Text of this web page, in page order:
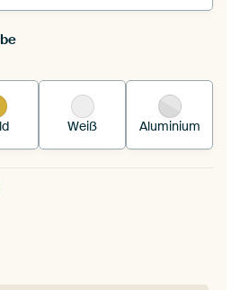
wechselbaren Textiltuch in
ArtFrame™.
Weiß Aluminium